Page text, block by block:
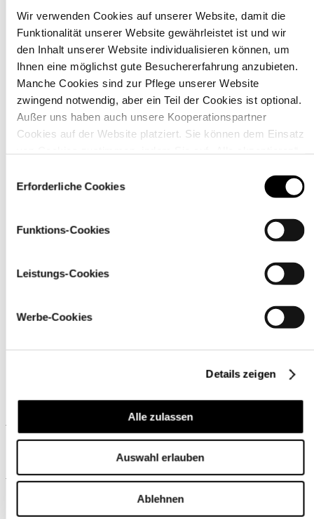
Wir verwenden Cookies auf unserer Website, damit die
Funktionalität unserer Website gewährleistet ist und wir
den Inhalt unserer Website individualisieren können, um
Ihnen eine möglichst gute Besuchererfahrung anzubieten.
Manche Cookies sind zur Pflege unserer Website
zwingend notwendig, aber ein Teil der Cookies ist optional.
Außer uns haben auch unsere Kooperationspartner
Cookies auf der Website platziert. Sie können dem Einsatz
über den Link „Cookie-Einstellungen
Erforderliche Cookies
Funktions-Cookies
Leistungs-Cookies
Werbe-Cookies
Details zeigen
Alle zulassen
Auswahl erlauben
Ablehnen
Material
Pflegehinweise
Ähnliche Produkte
Wird oft zusammen gekauft